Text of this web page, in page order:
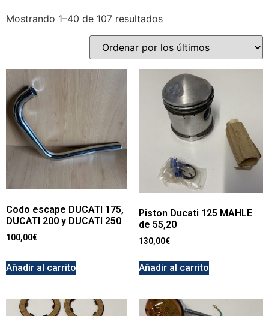
Mostrando 1–40 de 107 resultados
Codo escape DUCATI 175,
DUCATI 200 y DUCATI 250
100,00€
Añadir al carrito
Piston Ducati 125 MAHLE
de 55,20
130,00€
Añadir al carrito